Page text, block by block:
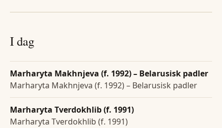
I dag
Marharyta Makhnjeva (f. 1992) – Belarusisk padler
Marharyta Makhnjeva (f. 1992) – Belarusisk padler
Marharyta Tverdokhlib (f. 1991)
Marharyta Tverdokhlib (f. 1991)